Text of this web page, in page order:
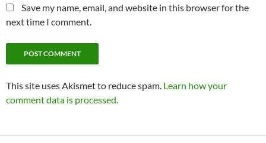
Save my name, email, and website in this browser for the
next time I comment.
This site uses Akismet to reduce spam. Learn how your
comment data is processed.